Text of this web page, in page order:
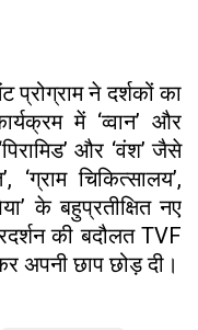
प्रोग्राम ने दर्शकों का
में ‘व्वान’ और
और ‘वंश’ जैसे
चिकित्सालय’,
के बहुप्रतीक्षित नए
की बदौलत TVF
अपनी छाप छोड़ दी।